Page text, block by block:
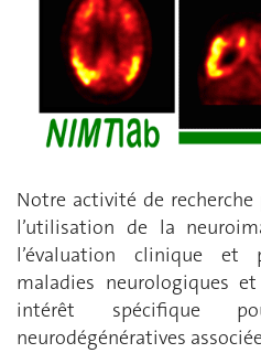
Notre activité de
l’utilisation de la
l’évaluation clinique et
maladies neurologiques
intérêt spécifique
neurodégénératives